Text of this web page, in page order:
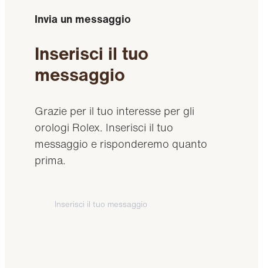
Invia un messaggio
Inserisci il tuo
messaggio
Grazie per il tuo interesse per gli
orologi Rolex. Inserisci il tuo
messaggio e risponderemo quanto
prima.